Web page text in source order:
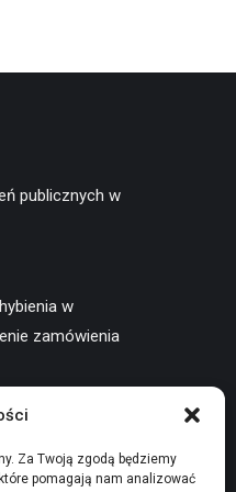
Za Twoją zgodą będziemy
pomagają nam analizować
publicznych w
w
zamówienia